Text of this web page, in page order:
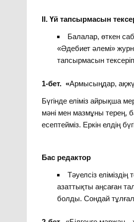
ІІ. Үй тапсырмасын
Балалар, өткен
«Әдебиет әлемі»
тапсырмасын
1-бет. «Армысыңдар,
Бүгінде еліміз айрықша
мәні мен мазмұны терең,
есептейміз. Еркін елдің
Бас редактор
Тәуелсіз
азаттықты аңсаған
болды. Сондай